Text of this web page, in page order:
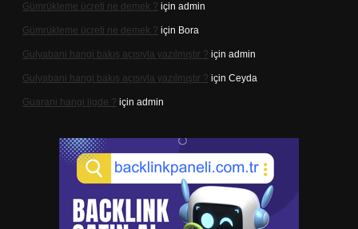
Gümrükleme ücreti ne demek ? için admin
Gümrükleme ücreti ne demek ? için Bora
Gulyabani hangi bakış açısıyla yazılmıştır ? için admin
Gulyabani hangi bakış açısıyla yazılmıştır ? için Ceyda
Guarani hangi ligde ? için admin